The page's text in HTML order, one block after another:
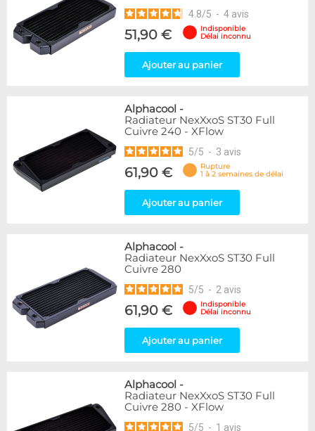
4.8/5 - 4 avis
51,90 €
Indisponible
Délai inconnu
Ajouter au panier
Alphacool -
Radiateur NexXxoS ST30 Full
Cuivre 240 - XFlow
5/5 - 3 avis
61,90 €
Rupture
1 à 2 semaines de délai
Ajouter au panier
Alphacool -
Radiateur NexXxoS ST30 Full
Cuivre 280
5/5 - 2 avis
61,90 €
Indisponible
Délai inconnu
Ajouter au panier
Alphacool -
Radiateur NexXxoS ST30 Full
Cuivre 280 - XFlow
5/5 - 1 avis